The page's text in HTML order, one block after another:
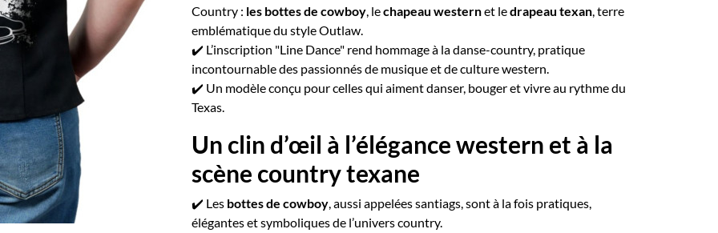
Country : les bottes de cowboy, lechapeau westernet ledrapeau texan, terre
emblématique du style Outlaw.
✔️ L’inscription "Line Dance" rend hommage à la danse-country, pratique
incontournable des passionnés de musique et de culture western.
✔️ Un modèle conçu pour celles qui aiment danser, bouger et vivre au rythme du
Texas.
Un clin d’œil à l’élégance western et à la
scène country texane
✔️ Les bottes de cowboy, aussi appelées santiags, sont à la fois pratiques,
élégantes et symboliques de l’univers country.